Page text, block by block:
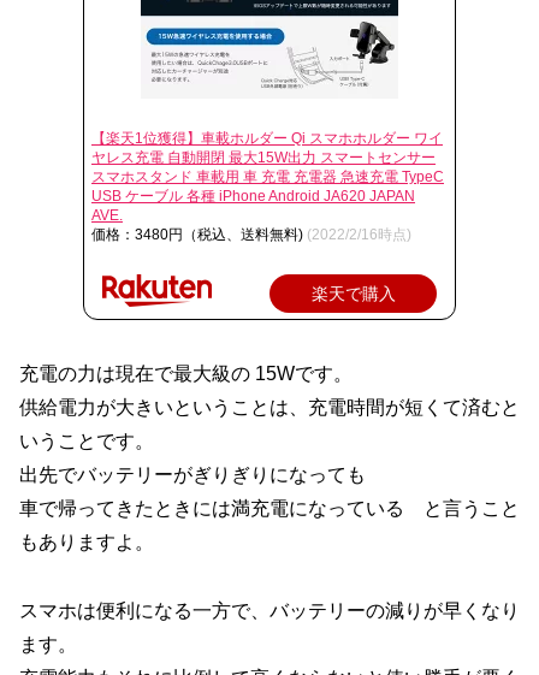
【楽天1位獲得】車載ホルダー Qi スマホホルダー ワイ
ヤレス充電 自動開閉 最大15W出力 スマートセンサー
スマホスタンド 車載用 車 充電 充電器 急速充電 TypeC
USB ケーブル 各種 iPhone Android JA620 JAPAN
AVE.
価格：3480円（税込、送料無料) (2022/2/16時点)
楽天で購入
充電の力は現在で最大級の 15Wです。
供給電力が大きいということは、充電時間が短くて済むと
いうことです。
出先でバッテリーがぎりぎりになっても
車で帰ってきたときには満充電になっている と言うこと
もありますよ。
スマホは便利になる一方で、バッテリーの減りが早くなり
ます。